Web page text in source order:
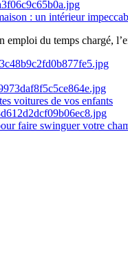
: un intérieur
du temps chargé,
voitures de vos enfants
faire swinguer votre